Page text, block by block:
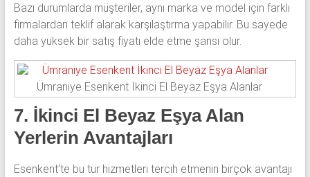
Bazı durumlarda müşteriler, aynı marka ve model için farklı
firmalardan teklif alarak karşılaştırma yapabilir. Bu sayede
daha yüksek bir satış fiyatı elde etme şansı olur.
Ümraniye Esenkent İkinci El Beyaz Eşya Alanlar
7. İkinci El Beyaz Eşya Alan
Yerlerin Avantajları
Esenkent’te bu tür hizmetleri tercih etmenin birçok avantajı